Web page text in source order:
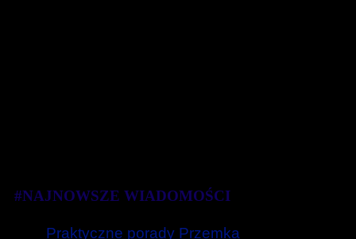
#NAJNOWSZE WIADOMOŚCI
Praktyczne porady Przemka